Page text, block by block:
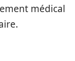
médical